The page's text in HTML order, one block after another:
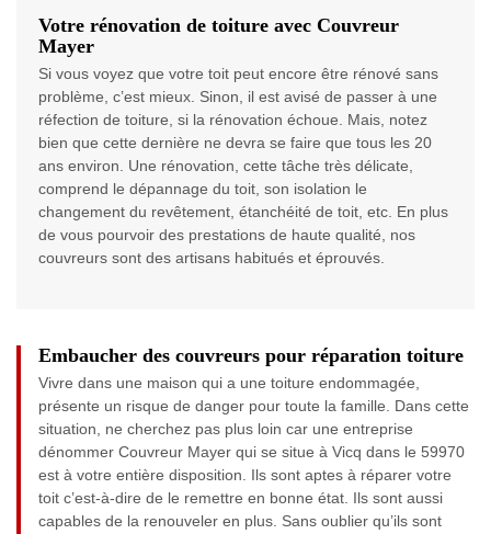
Votre rénovation de toiture avec Couvreur
Mayer
Si vous voyez que votre toit peut encore être rénové sans
problème, c’est mieux. Sinon, il est avisé de passer à une
réfection de toiture, si la rénovation échoue. Mais, notez
bien que cette dernière ne devra se faire que tous les 20
ans environ. Une rénovation, cette tâche très délicate,
comprend le dépannage du toit, son isolation le
changement du revêtement, étanchéité de toit, etc. En plus
de vous pourvoir des prestations de haute qualité, nos
couvreurs sont des artisans habitués et éprouvés.
Embaucher des couvreurs pour réparation toiture
Vivre dans une maison qui a une toiture endommagée,
présente un risque de danger pour toute la famille. Dans cette
situation, ne cherchez pas plus loin car une entreprise
dénommer Couvreur Mayer qui se situe à Vicq dans le 59970
est à votre entière disposition. Ils sont aptes à réparer votre
toit c’est-à-dire de le remettre en bonne état. Ils sont aussi
capables de la renouveler en plus. Sans oublier qu’ils sont